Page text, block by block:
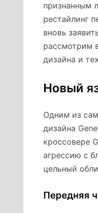
признанным
рестайлинг
вновь
рассмотрим
дизайна и
Новый
Одним из
дизайна
кроссовере
агрессию с
цельный
Передняя